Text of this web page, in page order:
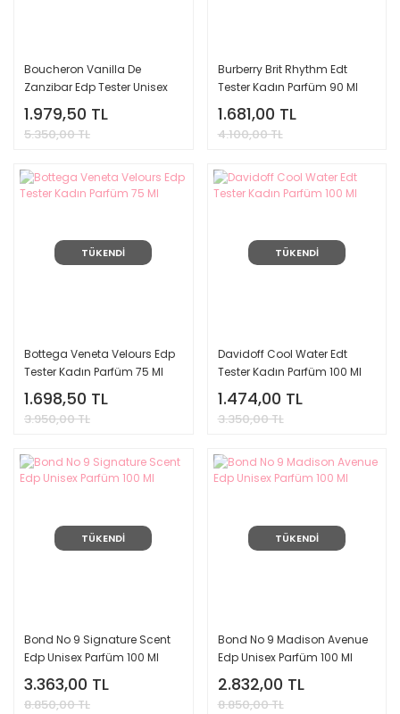
Boucheron Vanilla De
Zanzibar Edp Tester Unisex
Parfüm 100 Ml
1.979,50 TL
5.350,00 TL
Burberry Brit Rhythm Edt
Tester Kadın Parfüm 90 Ml
1.681,00 TL
4.100,00 TL
TÜKENDİ
Bottega Veneta Velours Edp
Tester Kadın Parfüm 75 Ml
1.698,50 TL
3.950,00 TL
TÜKENDİ
Davidoff Cool Water Edt
Tester Kadın Parfüm 100 Ml
1.474,00 TL
3.350,00 TL
TÜKENDİ
Bond No 9 Signature Scent
Edp Unisex Parfüm 100 Ml
3.363,00 TL
8.850,00 TL
TÜKENDİ
Bond No 9 Madison Avenue
Edp Unisex Parfüm 100 Ml
2.832,00 TL
8.850,00 TL